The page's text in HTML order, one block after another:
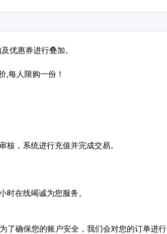
优惠券进行叠加。
,每人限购一份！
，系统进行充值并完成交易。
在线竭诚为您服务。
了确保您的账户安全，我们会对您的订单进行